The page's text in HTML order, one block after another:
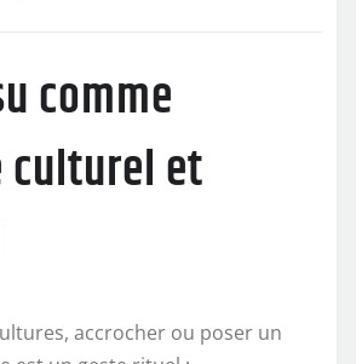
comme
culturel et
accrocher ou poser un